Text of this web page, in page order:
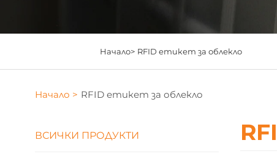
Начало> RFID етикет за облекло
Начало > RFID етикет за облекло
ВСИЧКИ ПРОДУКТИ